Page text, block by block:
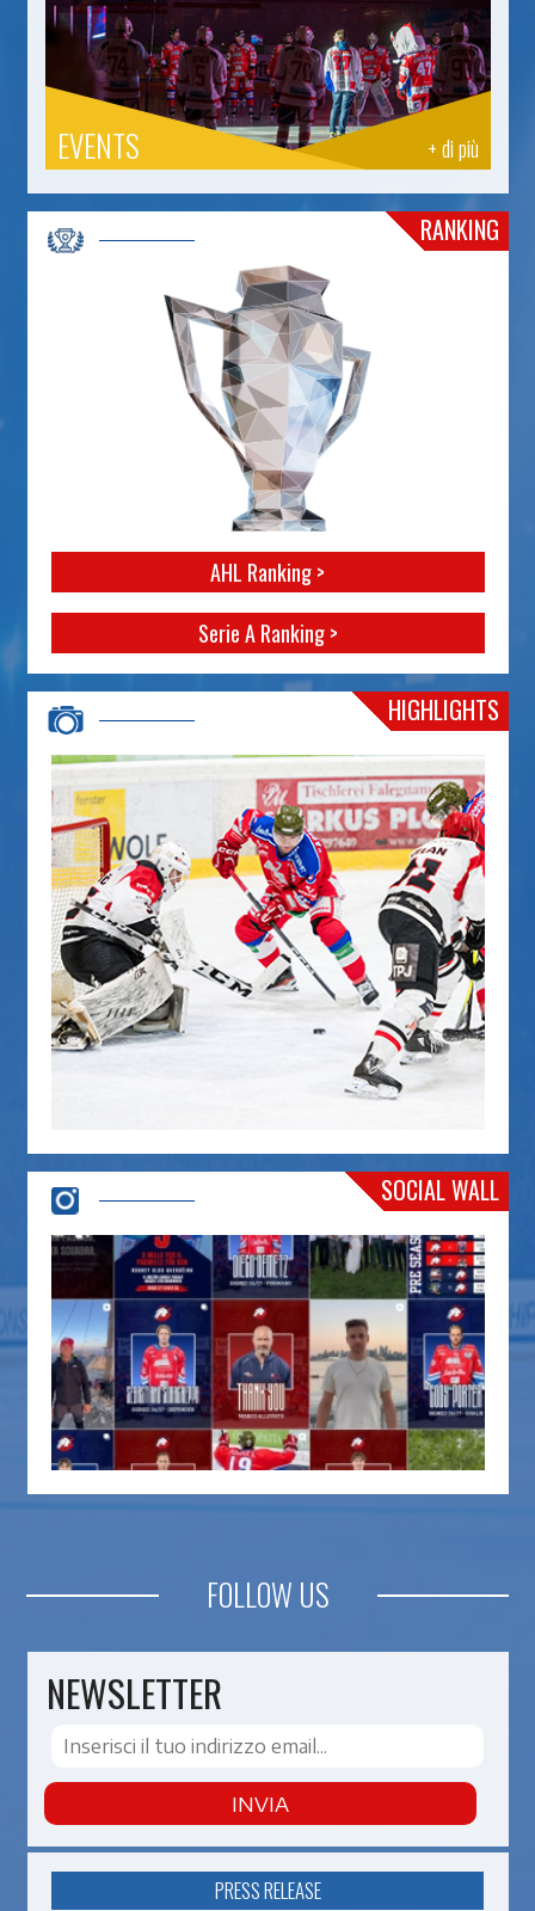
+ di più
EVENTS
RANKING
AHL Ranking >
Serie A Ranking >
HIGHLIGHTS
SOCIAL WALL
FOLLOW US
NEWSLETTER
INVIA
PRESS RELEASE